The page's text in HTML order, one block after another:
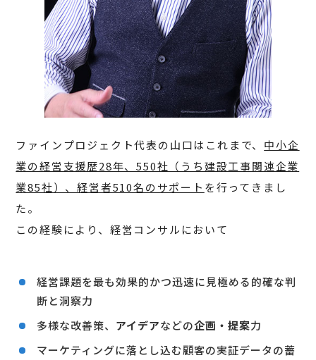
ファインプロジェクト代表の山口はこれまで、 中小企
業の経営支援歴28年、550社（うち建設工事関連企業
業85社）、経営者510名のサポート を行ってきまし
た。
この経験により、経営コンサルにおいて
経営課題を最も効果的かつ迅速に見極める的確な判
断と洞察力
多様な改善策、 アイデアなどの企画・提案力
マーケティングに落とし込む顧客の実証データの蓄